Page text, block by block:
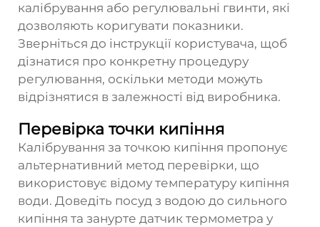
калібрування або регулювальні гвинти, які
дозволяють коригувати показники.
Зверніться до інструкції користувача, щоб
дізнатися про конкретну процедуру
регулювання, оскільки методи можуть
відрізнятися в залежності від виробника.
Перевірка точки кипіння
Калібрування за точкою кипіння пропонує
альтернативний метод перевірки, що
використовує відому температуру кипіння
води. Доведіть посуд з водою до сильного
кипіння та занурте датчик термометра у